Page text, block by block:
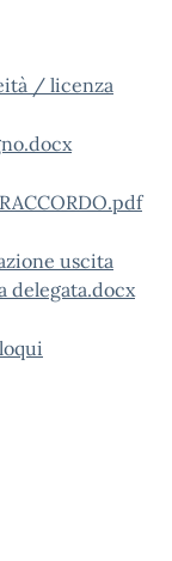
/ licenza
uscita
delegata.docx